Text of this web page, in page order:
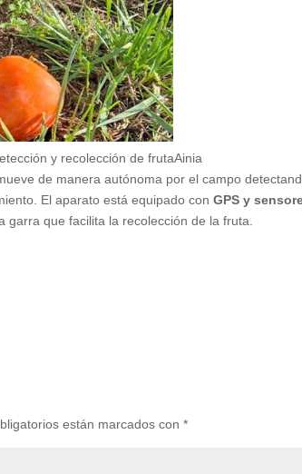
y recolección de frutaAinia
de manera autónoma por el campo
El aparato está equipado con GPS y
que facilita la recolección de la fruta.
están marcados con*